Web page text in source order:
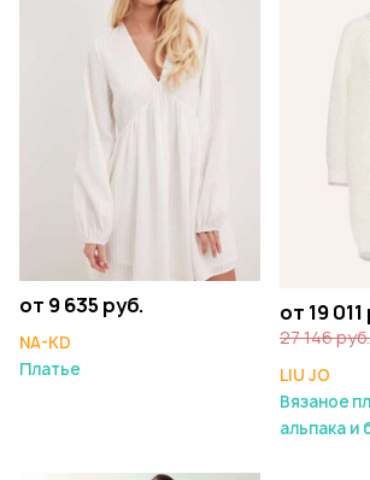
от 9 635 руб.
NA-KD
Платье
от 19
27 146 руб.
LIU JO
Вязаное
альпака и